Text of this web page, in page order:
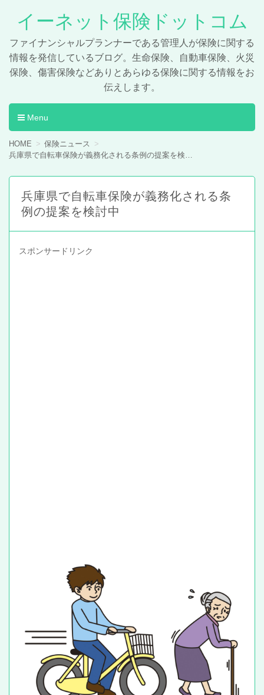
イーネット保険ドットコム
ファイナンシャルプランナーである管理人が保険に関する
情報を発信しているブログ。生命保険、自動車保険、火災
保険、傷害保険などありとあらゆる保険に関する情報をお
伝えします。
Menu
コンテンツへ移動
HOME
保険ニュース
兵庫県で自転車保険が義務化される条例の提案を検討中
兵庫県で自転車保険が義務化される条
例の提案を検討中
スポンサードリンク